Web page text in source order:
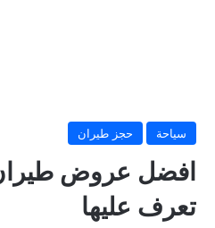
سياحة حجز طيران
افضل عروض
تعرف عليها